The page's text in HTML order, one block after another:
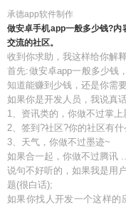
承德app软件制作
做安卓手机app一般多少钱?内
交流的社区。
收到你求助，我这样给你解
首先:做安卓app一般多少钱
知道能赚到少钱，还是你需
如果你是开发人员，我说真
1、资讯类的，你做不过掌
2、签到?社区?你的社区有
3、天气，你做不过墨迹~
如果合一起，你做不过腾讯
说句不好听的，如果我是用
题(很白话);
如果你找人开发一个这样的